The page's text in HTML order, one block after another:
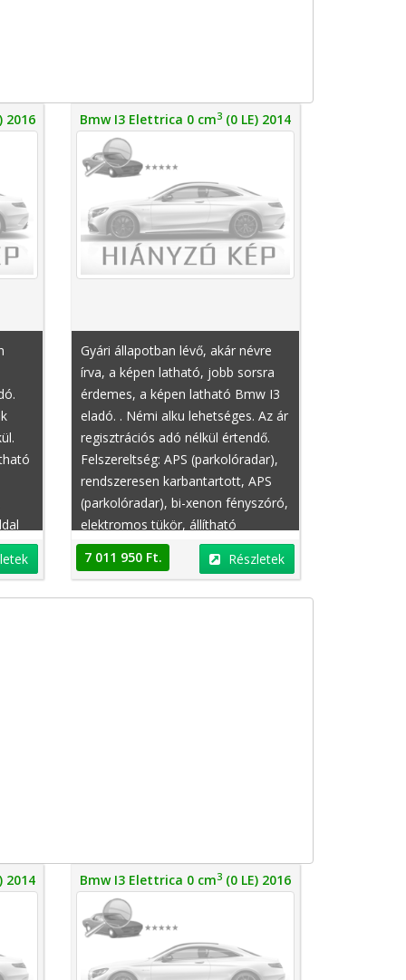
2016 Bmw I3 Elettrica 0 cm3 (0 LE) 2014
Gyári állapotban lévő, akár névre
írva, a képen latható, jobb sorsra
érdemes, a képen latható Bmw I3
eladó. . Némi alku lehetséges. Az ár
regisztrációs adó nélkül értendő.
Felszereltség: APS (parkolóradar),
rendszeresen karbantartott, APS
(parkolóradar), bi-xenon fényszóró,
elektromos tükör, állítható
felfüggesztés, fűthető ülés,
elektromosan behajtható külső
7 011 950 Ft. Részletek
2014 Bmw I3 Elettrica 0 cm3 (0 LE) 2016